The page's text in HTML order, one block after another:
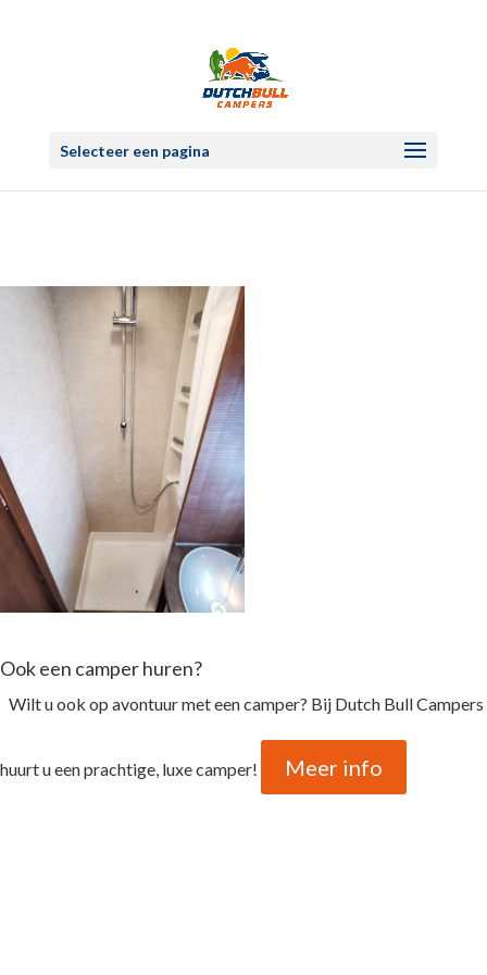
Selecteer een pagina
Ook een camper huren?
Wilt u ook op avontuur met een camper? Bij Dutch Bull Campers
huurt u een prachtige, luxe camper! Meer info